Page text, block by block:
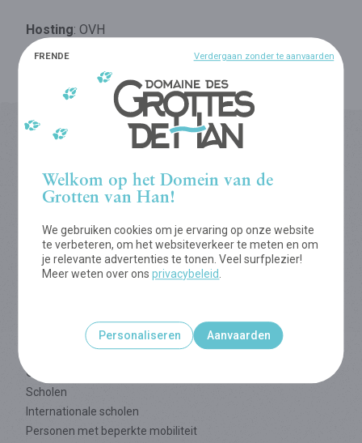
Hosting: OVH
OVH
Grot
Wildpark
Tree Experience
Groepen
Scholen
Internationale scholen
Personen met beperkte mobiliteit
Welkom op het Domein van de
Grotten van Han!
We gebruiken cookies om je ervaring op onze website
te verbeteren, om het websiteverkeer te meten en om
je relevante advertenties te tonen. Veel surfplezier!
Meer weten over onsprivacybeleid.
FRENDE
Personaliseren Aanvaarden
Verdergaan zonder te aanvaarden